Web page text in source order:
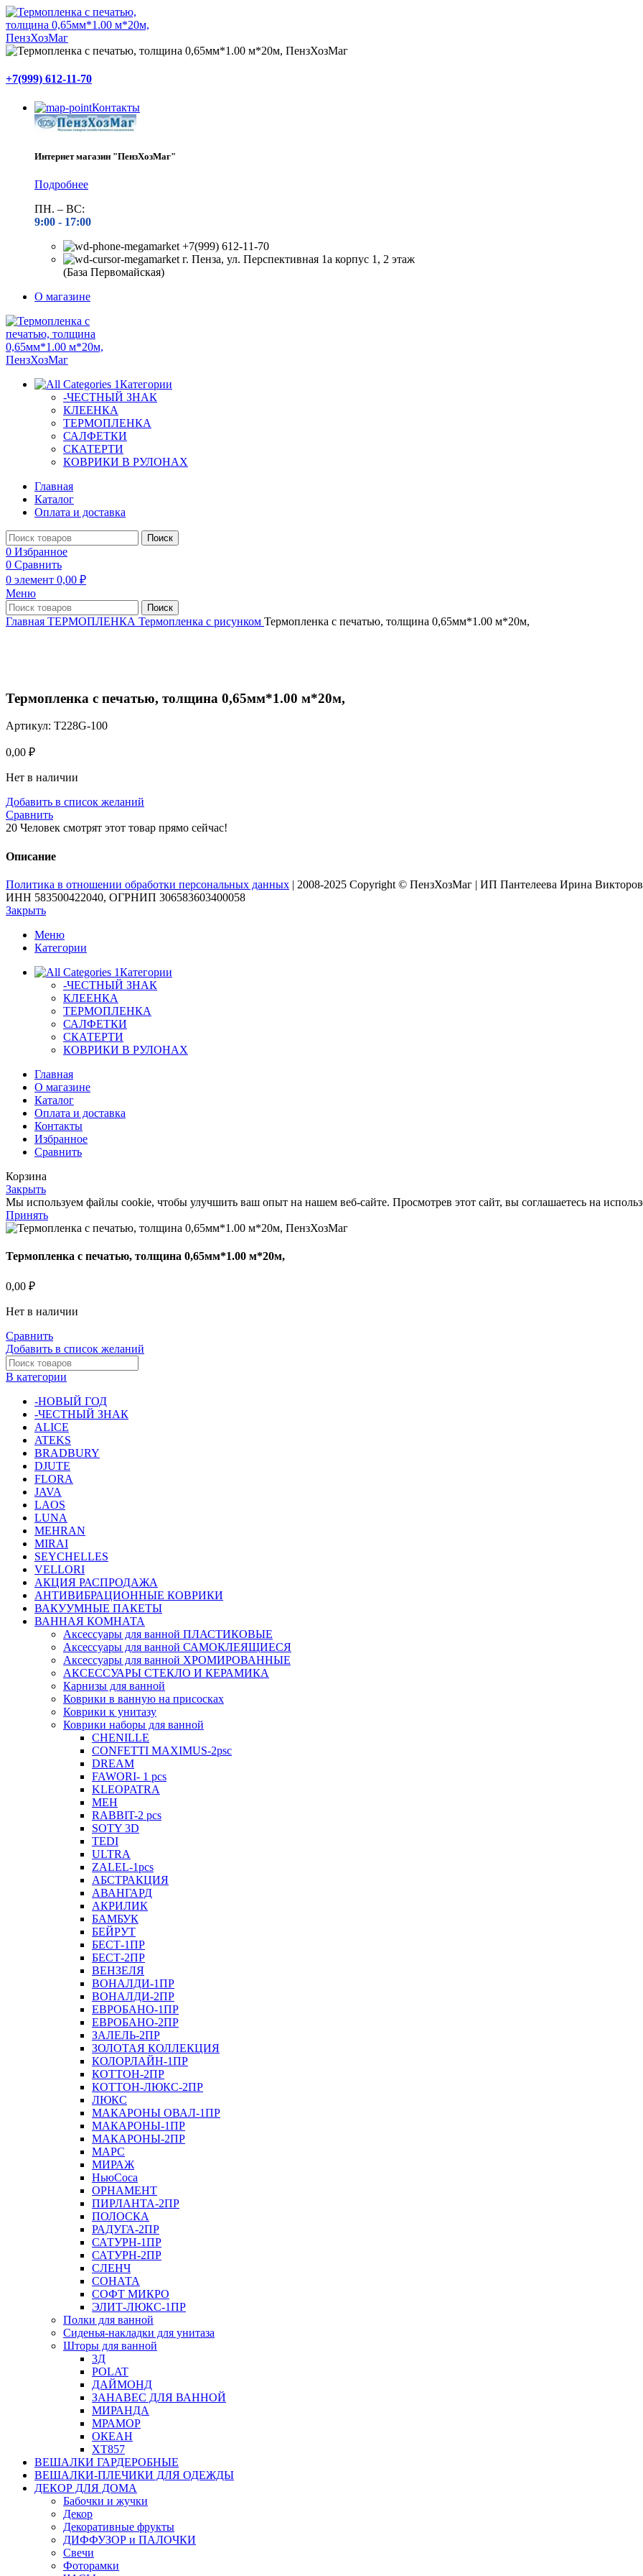
+7(999) 612-11-70
Контакты
Интернет магазин "ПензХозМаг"
Подробнее
ПН. – ВС:
9:00 - 17:00
+7(999) 612-11-70
г. Пенза, ул. Перспективная 1а корпус 1, 2 этаж
(База Первомайская)
О магазине
Категории
-ЧЕСТНЫЙ ЗНАК
КЛЕЕНКА
ТЕРМОПЛЕНКА
САЛФЕТКИ
СКАТЕРТИ
КОВРИКИ В РУЛОНАХ
Главная
Каталог
Оплата и доставка
Поиск
0 Избранное
0 Сравнить
0 элемент 0,00 ₽
Меню
Поиск
Главная ТЕРМОПЛЕНКА Термопленка с рисунком Термопленка с печатью, толщина 0,65мм*1.00 м*20м,
Термопленка с печатью, толщина 0,65мм*1.00 м*20м,
Артикул: T228G-100
0,00 ₽
Нет в наличии
Добавить в список желаний
Сравнить
20 Человек смотрят этот товар прямо сейчас!
Описание
Политика в отношении обработки персональных данных | 2008-2025 Copyright © ПензХозМаг | ИП Пантелеева Ирина
ИНН 583500422040, ОГРНИП 306583603400058
Закрыть
Меню
Категории
Категории
-ЧЕСТНЫЙ ЗНАК
КЛЕЕНКА
ТЕРМОПЛЕНКА
САЛФЕТКИ
СКАТЕРТИ
КОВРИКИ В РУЛОНАХ
Главная
О магазине
Каталог
Оплата и доставка
Контакты
Избранное
Сравнить
Корзина
Закрыть
Мы используем файлы cookie, чтобы улучшить ваш опыт на нашем веб-сайте. Просмотрев этот сайт, вы соглашаетесь на
Принять
Термопленка с печатью, толщина 0,65мм*1.00 м*20м,
0,00 ₽
Нет в наличии
Сравнить
Добавить в список желаний
В категории
-НОВЫЙ ГОД
-ЧЕСТНЫЙ ЗНАК
ALICE
ATEKS
BRADBURY
DJUTE
FLORA
JAVA
LAOS
LUNA
MEHRAN
MIRAI
SEYCHELLES
VELLORI
АКЦИЯ РАСПРОДАЖА
АНТИВИБРАЦИОННЫЕ КОВРИКИ
ВАКУУМНЫЕ ПАКЕТЫ
ВАННАЯ КОМНАТА
Аксессуары для ванной ПЛАСТИКОВЫЕ
Аксессуары для ванной САМОКЛЕЯЩИЕСЯ
Аксессуары для ванной ХРОМИРОВАННЫЕ
АКСЕССУАРЫ СТЕКЛО И КЕРАМИКА
Карнизы для ванной
Коврики в ванную на присосках
Коврики к унитазу
Коврики наборы для ванной
CHENILLE
CONFETTI MAXIMUS-2psc
DREAM
FAWORI- 1 pcs
KLEOPATRA
MEH
RABBIT-2 pcs
SOTY 3D
TEDI
ULTRA
ZALEL-1pcs
АБСТРАКЦИЯ
АВАНГАРД
АКРИЛИК
БАМБУК
БЕЙРУТ
БЕСТ-1ПР
БЕСТ-2ПР
ВЕНЗЕЛЯ
ВОНАЛДИ-1ПР
ВОНАЛДИ-2ПР
ЕВРОБАНО-1ПР
ЕВРОБАНО-2ПР
ЗАЛЕЛЬ-2ПР
ЗОЛОТАЯ КОЛЛЕКЦИЯ
КОЛОРЛАЙН-1ПР
КОТТОН-2ПР
КОТТОН-ЛЮКС-2ПР
ЛЮКС
МАКАРОНЫ ОВАЛ-1ПР
МАКАРОНЫ-1ПР
МАКАРОНЫ-2ПР
МАРС
МИРАЖ
НьюСоса
ОРНАМЕНТ
ПИРЛАНТА-2ПР
ПОЛОСКА
РАДУГА-2ПР
САТУРН-1ПР
САТУРН-2ПР
СЛЕНЧ
СОНАТА
СОФТ МИКРО
ЭЛИТ-ЛЮКС-1ПР
Полки для ванной
Сиденья-накладки для унитаза
Шторы для ванной
3Д
POLAT
ДАЙМОНД
ЗАНАВЕС ДЛЯ ВАННОЙ
МИРАНДА
МРАМОР
ОКЕАН
ХТ857
ВЕШАЛКИ ГАРДЕРОБНЫЕ
ВЕШАЛКИ-ПЛЕЧИКИ ДЛЯ ОДЕЖДЫ
ДЕКОР ДЛЯ ДОМА
Бабочки и жучки
Декор
Декоративные фрукты
ДИФФУЗОР и ПАЛОЧКИ
Свечи
Фоторамки